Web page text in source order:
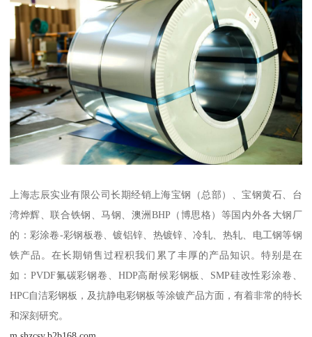
上海志辰实业有限公司长期经销上海宝钢（总部）、宝钢黄石、台
湾烨辉、联合铁钢、马钢、澳洲BHP（博思格）等国内外各大钢厂
的：彩涂卷-彩钢板卷、镀铝锌、热镀锌、冷轧、热轧、电工钢等钢
铁产品。在长期销售过程积我们累了丰厚的产品知识。特别是在
如：PVDF氟碳彩钢卷、HDP高耐候彩钢板、SMP硅改性彩涂卷、
HPC自洁彩钢板，及抗静电彩钢板等涂镀产品方面，有着非常的特长
和深刻研究。